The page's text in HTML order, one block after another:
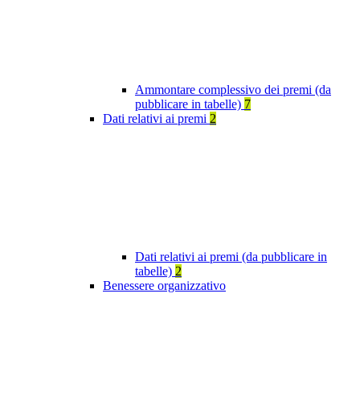
Ammontare complessivo dei premi (da
pubblicare in tabelle) 7
Dati relativi ai premi 2
Dati relativi ai premi (da pubblicare in
tabelle) 2
Benessere organizzativo